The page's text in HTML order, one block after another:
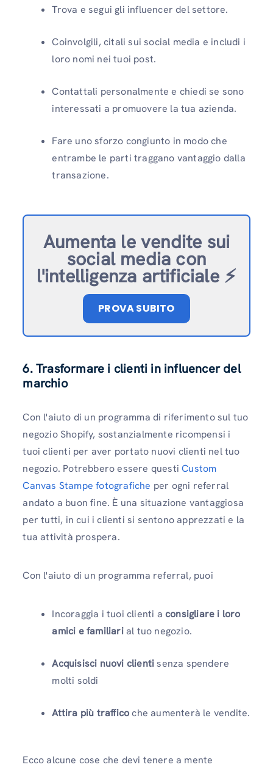
Trova e segui gli influencer del settore.
Coinvolgili, citali sui social media e includi i
loro nomi nei tuoi post.
Contattali personalmente e chiedi se sono
interessati a promuovere la tua azienda.
Fare uno sforzo congiunto in modo che
entrambe le parti traggano vantaggio dalla
transazione.
Aumenta le vendite sui
social media con
l'intelligenza artificiale ⚡️
PROVA SUBITO
6. Trasformare i clienti in influencer del
marchio
Con l'aiuto di un programma di riferimento sul tuo
negozio Shopify, sostanzialmente ricompensi i
tuoi clienti per aver portato nuovi clienti nel tuo
negozio. Potrebbero essere questiCustom
Canvas Stampe fotografiche per ogni referral
andato a buon fine. È una situazione vantaggiosa
per tutti, in cui i clienti si sentono apprezzati e la
tua attività prospera.
Con l'aiuto di un programma referral, puoi
Incoraggia i tuoi clienti a consigliare i loro
amici e familiarial tuo negozio.
Acquisisci nuovi clientisenza spendere
molti soldi
Attira più trafficoche aumenterà le vendite.
Ecco alcune cose che devi tenere a mente